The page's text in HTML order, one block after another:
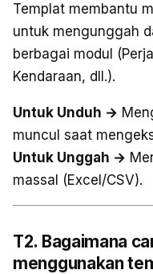
Templat membantu
untuk mengunggah
berbagai modul
Kendaraan, dll.).
Untuk Unduh →
muncul saat
Untuk Unggah →
massal (Excel/CSV).
T2. Bagaimana
menggunakan